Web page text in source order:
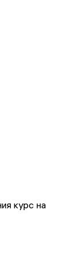
курс на